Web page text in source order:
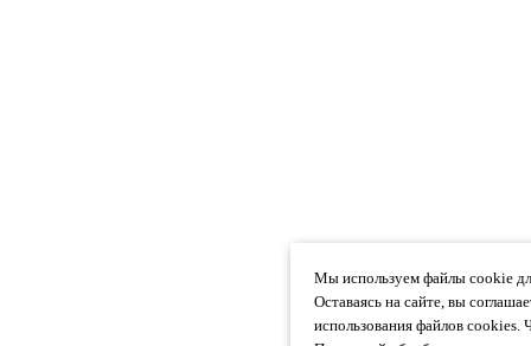
Мы используем файлы cookie
Оставаясь на сайте, вы
использования файлов cookies.